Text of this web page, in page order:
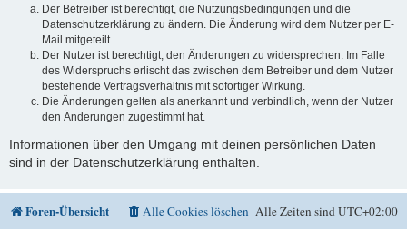
Der Betreiber ist berechtigt, die Nutzungsbedingungen und die
Datenschutzerklärung zu ändern. Die Änderung wird dem Nutzer per E-
Mail mitgeteilt.
Der Nutzer ist berechtigt, den Änderungen zu widersprechen. Im Falle
des Widerspruchs erlischt das zwischen dem Betreiber und dem Nutzer
bestehende Vertragsverhältnis mit sofortiger Wirkung.
Die Änderungen gelten als anerkannt und verbindlich, wenn der Nutzer
den Änderungen zugestimmt hat.
Informationen über den Umgang mit deinen persönlichen Daten
sind in der Datenschutzerklärung enthalten.
Foren-Übersicht Alle Zeiten sindUTC+02:00
Alle Cookies löschen